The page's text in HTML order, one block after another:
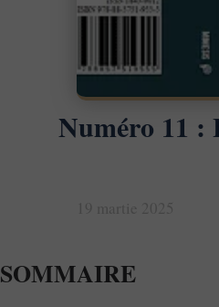
Numéro 11 :
SOMMAIRE